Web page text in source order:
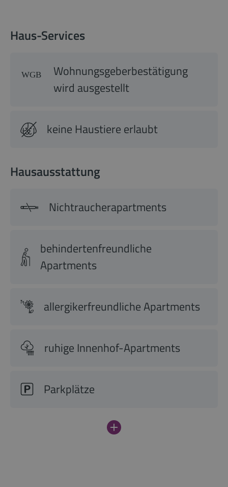
Haus-Services
Wohnungsgeberbestätigung
wird ausgestellt
keine Haustiere erlaubt
Hausausstattung
Nichtraucherapartments
behindertenfreundliche
Apartments
allergikerfreundliche Apartments
ruhige Innenhof-Apartments
Parkplätze